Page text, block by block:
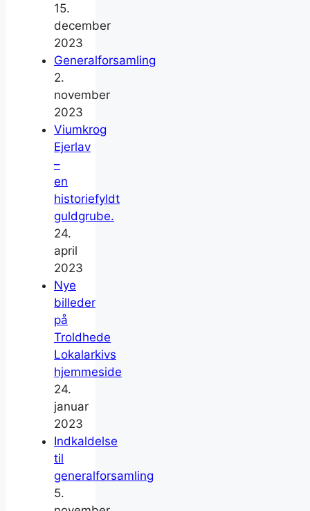
15.
december
2023
Generalforsamling
2.
november
2023
Viumkrog
Ejerlav
–
en
historiefyldt
guldgrube.
24.
april
2023
Nye
billeder
på
Troldhede
Lokalarkivs
hjemmeside
24.
januar
2023
Indkaldelse
til
generalforsamling
5.